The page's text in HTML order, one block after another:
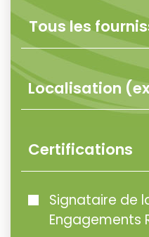
Certifications
Signataire de
Engagements